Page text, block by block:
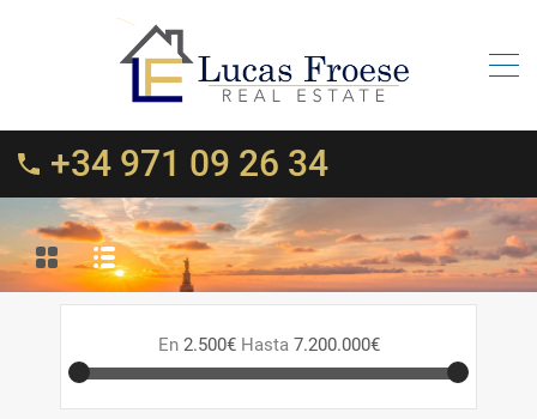
+34 971 09 26 34
En 2.500€ Hasta 7.200.000€